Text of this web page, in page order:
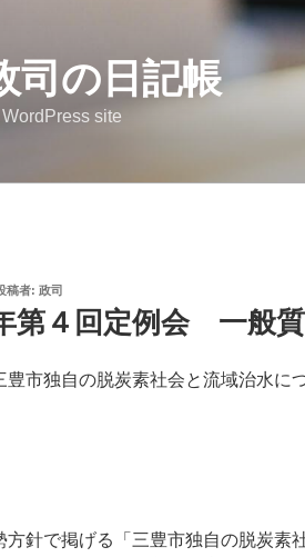
司の日記帳
site
稿者: 政司
第４回定例会 一般
独自の脱炭素社会と流域治水に
方針で掲げる「三豊市独自の脱炭素